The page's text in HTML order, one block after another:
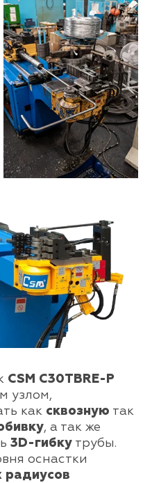
CSM C30TBRE-P
узлом,
как сквозную так
, а так же
3D-гибку трубы.
оснастки
радиусов